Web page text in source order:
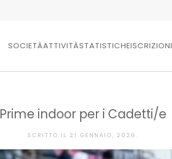
SOCIETÀATTIVITÀSTATISTICHEISCRIZIONI
Prime indoor per i Cadetti/e
SCRITTO IL 21 GENNAIO, 2026 .